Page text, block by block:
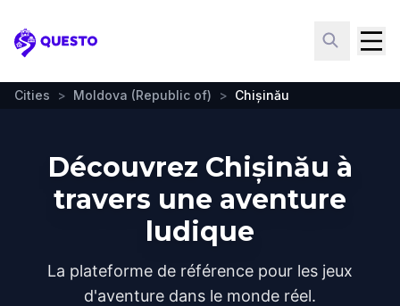
Questo
Cities > Moldova (Republic of) > Chișinău
Découvrez Chișinău à
travers une aventure
ludique
La plateforme de référence pour les jeux
d'aventure dans le monde réel.